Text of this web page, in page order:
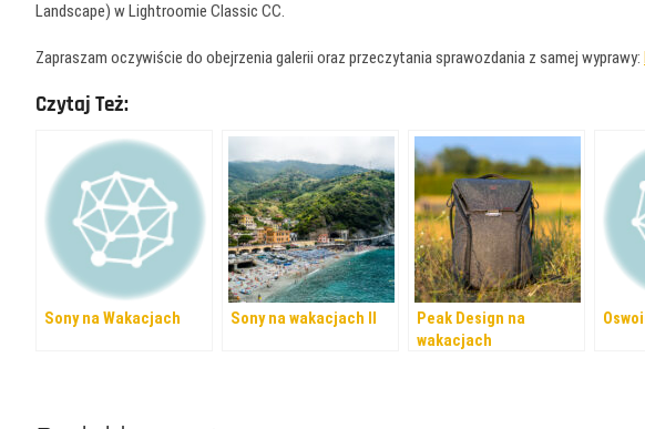
Landscape) w Lightroomie Classic CC.
Zapraszam oczywiście do obejrzenia galerii oraz przeczytania sprawozdania z samej wyprawy:
Czytaj Też:
Sony na Wakacjach Sony na wakacjach II
Peak Design na
wakacjach